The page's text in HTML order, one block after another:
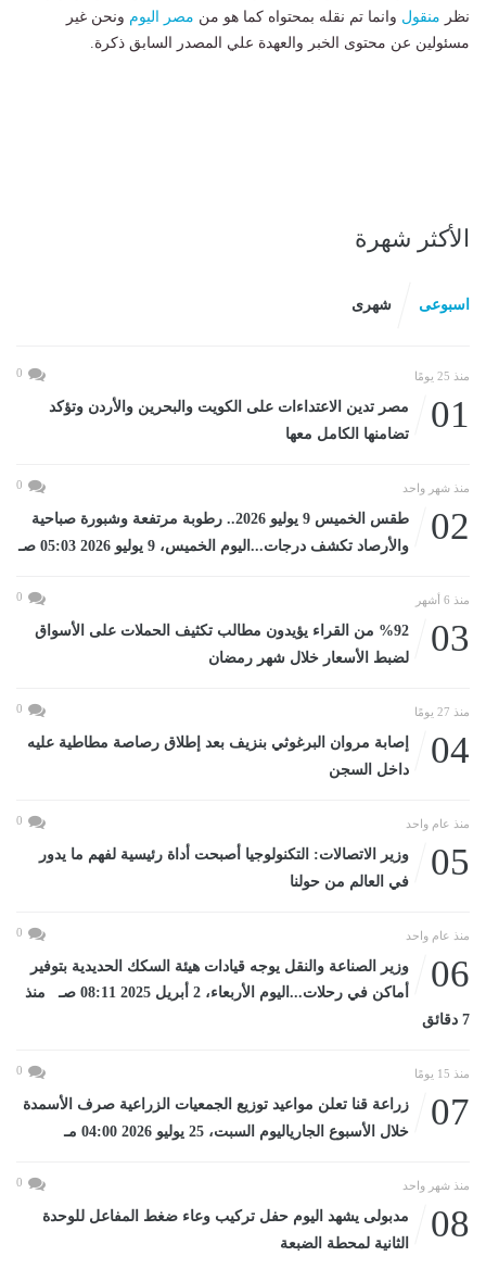
نظر منقول وانما تم نقله بمحتواه كما هو من مصر اليوم ونحن غير
مسئولين عن محتوى الخبر والعهدة علي المصدر السابق ذكرة.
الأكثر شهرة
اسبوعى شهرى
منذ 25 يومًا 0
01
مصر تدين الاعتداءات على الكويت والبحرين والأردن وتؤكد
تضامنها الكامل معها
منذ شهر واحد 0
02
طقس الخميس 9 يوليو 2026.. رطوبة مرتفعة وشبورة صباحية
والأرصاد تكشف درجات...اليوم الخميس، 9 يوليو 2026 05:03 صـ
منذ 6 أشهر 0
03
%92 من القراء يؤيدون مطالب تكثيف الحملات على الأسواق
لضبط الأسعار خلال شهر رمضان
منذ 27 يومًا 0
04
إصابة مروان البرغوثي بنزيف بعد إطلاق رصاصة مطاطية عليه
داخل السجن
منذ عام واحد 0
05
وزير الاتصالات: التكنولوجيا أصبحت أداة رئيسية لفهم ما يدور
في العالم من حولنا
منذ عام واحد 0
06
وزير الصناعة والنقل يوجه قيادات هيئة السكك الحديدية بتوفير
أماكن في رحلات...اليوم الأربعاء، 2 أبريل 2025 08:11 صـ منذ
7 دقائق
منذ 15 يومًا 0
07
زراعة قنا تعلن مواعيد توزيع الجمعيات الزراعية صرف الأسمدة
خلال الأسبوع الجارياليوم السبت، 25 يوليو 2026 04:00 مـ
منذ شهر واحد 0
08
مدبولى يشهد اليوم حفل تركيب وعاء ضغط المفاعل للوحدة
الثانية لمحطة الضبعة